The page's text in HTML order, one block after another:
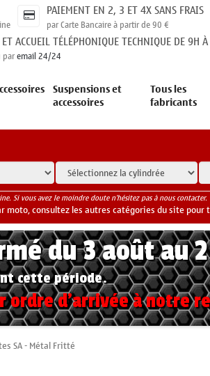
PAIEMENT EN 2, 3 ET 4X SANS FRAIS
par Carte Bancaire à partir de 90 €
ACCUEIL TÉLÉPHONIQUE TECHNIQUE DE 9H
email 24/24
Suspensions et
accessoires
Tous les
fabricants
Si vous avez le moindre doute n'hésitez pas à nous contacter.
moto, consultez les autres catégories du site pour
du 3 août au
cette période.
ordre d'arrivée à notre
SA - Métal Fritté